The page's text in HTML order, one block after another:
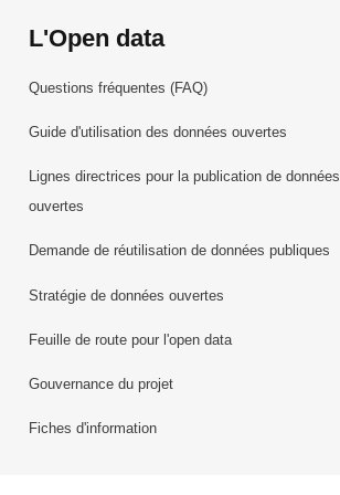
L'Open data
Questions fréquentes (FAQ)
Guide d'utilisation des données ouvertes
Lignes directrices pour la publication de données
ouvertes
Demande de réutilisation de données publiques
Stratégie de données ouvertes
Feuille de route pour l'open data
Gouvernance du projet
Fiches d'information